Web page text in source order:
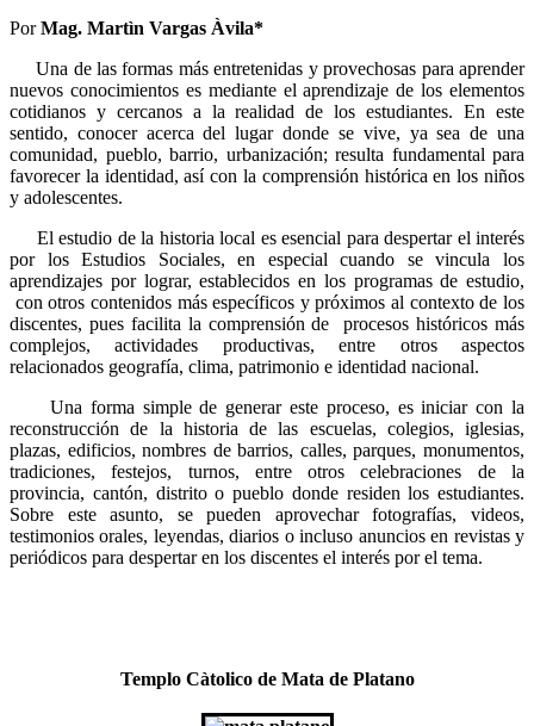
PorMag. Martìn Vargas Àvila*
Una de las formas más entretenidas y provechosas para aprender
nuevos conocimientos es mediante el aprendizaje de los elementos
cotidianos y cercanos a la realidad de los estudiantes. En este
sentido, conocer acerca del lugar donde se vive, ya sea de una
comunidad, pueblo, barrio, urbanización; resulta fundamental para
favorecer la identidad, así con la comprensión histórica en los niños
y adolescentes.
El estudio de la historia local es esencial para despertar el interés
por los Estudios Sociales, en especial cuando se vincula los
aprendizajes por lograr, establecidos en los programas de estudio,
con otros contenidos más específicos y próximos al contexto de los
discentes, pues facilita la comprensión de procesos históricos más
complejos, actividades productivas, entre otros aspectos
relacionados geografía, clima, patrimonio e identidad nacional.
Una forma simple de generar este proceso, es iniciar con la
reconstrucción de la historia de las escuelas, colegios, iglesias,
plazas, edificios, nombres de barrios, calles, parques, monumentos,
tradiciones, festejos, turnos, entre otros celebraciones de la
provincia, cantón, distrito o pueblo donde residen los estudiantes.
Sobre este asunto, se pueden aprovechar fotografías, videos,
testimonios orales, leyendas, diarios o incluso anuncios en revistas y
periódicos para despertar en los discentes el interés por el tema.
Templo Càtolico de Mata de Platano